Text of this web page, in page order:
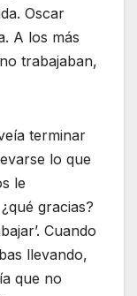
Oscar
A los más
trabajaban,
terminar
lo que
le
gracias?
Cuando
llevando,
que no